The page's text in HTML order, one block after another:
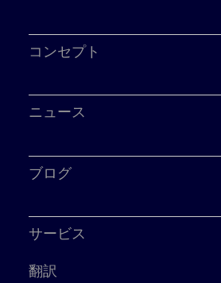
コンセプト
ニュース
ブログ
サービス
翻訳